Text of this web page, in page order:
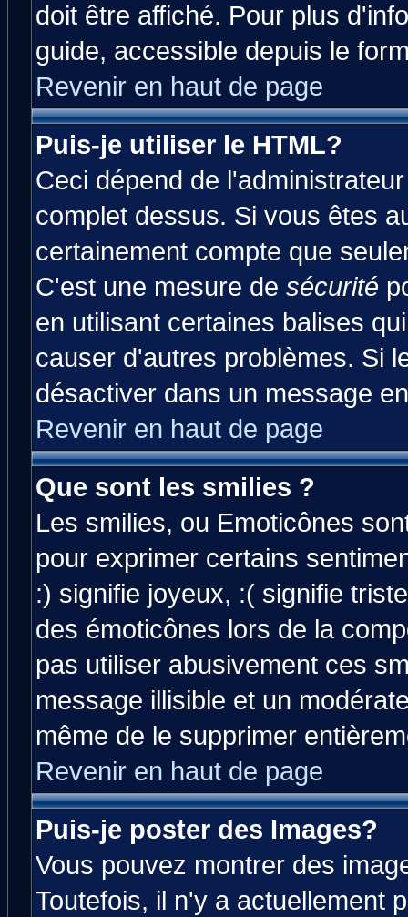
doit être affiché. Pour plus
guide, accessible depuis le
Revenir en haut de page
Puis-je utiliser le HTML?
Ceci dépend de
complet dessus. Si vous êtes
certainement compte que
C'est une mesure de sécurité
en utilisant certaines balises
causer d'autres problèmes. Si
désactiver dans un message
Revenir en haut de page
Que sont les smilies ?
Les smilies, ou Emoticônes
pour exprimer certains
:) signifie joyeux, :( signifie
des émoticônes lors de la
pas utiliser abusivement ces
message illisible et un
même de le supprimer
Revenir en haut de page
Puis-je poster des Images?
Vous pouvez montrer des
Toutefois, il n'y a actuellement